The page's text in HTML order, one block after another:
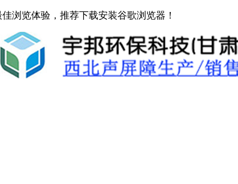
浏览体验，推荐下载安装谷歌浏览器！